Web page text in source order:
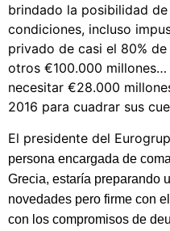
brindado la posibilidad
condiciones, incluso
privado de casi el 80%
otros €100.000
necesitar €28.000
2016 para cuadrar sus
El presidente del
persona encargada de
Grecia, estaría preparando
novedades pero firme con
con los compromisos de